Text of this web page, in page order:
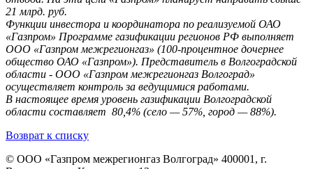
21 млрд. руб.
Функции инвестора и координатора по реализуемой ОАО
«Газпром» Программе газификации регионов РФ выполняет
ООО «Газпром межрегионгаз» (100-процентное дочернее
общество ОАО «Газпром»). Представитель в Волгоградской
области - ООО «Газпром межрегионгаз Волгоград»
осуществляет контроль за ведущимися работами.
В настоящее время уровень газификации Волгоградской
области составляет 80,4% (село — 57%, город — 88%).
Возврат к списку
© ООО «Газпром межрегионгаз Волгоград» 400001, г.